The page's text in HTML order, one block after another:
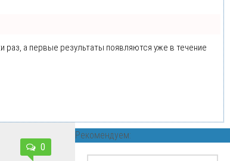
раз, а первые результаты появляются уже в течение
0
Рекомендуем: